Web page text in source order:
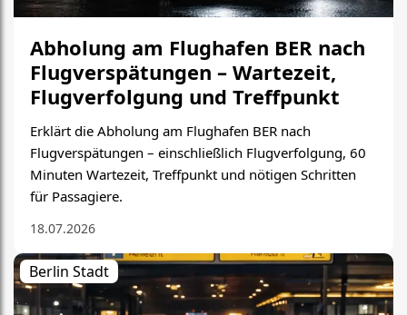
Abholung am Flughafen BER nach
Flugverspätungen – Wartezeit,
Flugverfolgung und Treffpunkt
Erklärt die Abholung am Flughafen BER nach
Flugverspätungen – einschließlich Flugverfolgung, 60
Minuten Wartezeit, Treffpunkt und nötigen Schritten
für Passagiere.
18.07.2026
Berlin Stadt